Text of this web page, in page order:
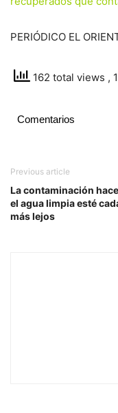
PERIÓDICO EL
162 total views ,
Comentarios
Previous article
La contaminación
el agua limpia esté
más lejos